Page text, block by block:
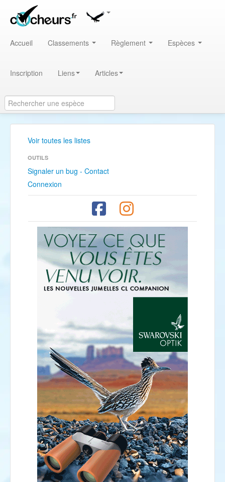
Accueil Classements Règlement Espèces
Inscription Liens Articles
Voir toutes les listes
OUTILS
Signaler un bug - Contact
Connexion